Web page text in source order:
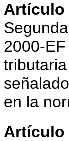
Artículo
2000-
en la
Artículo